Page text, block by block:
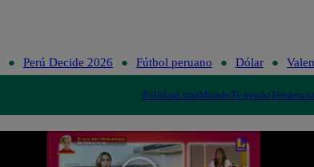
Perú Decide 2026 Fútbol peruano Dólar
PolíticaLimaMundoTe ayudo